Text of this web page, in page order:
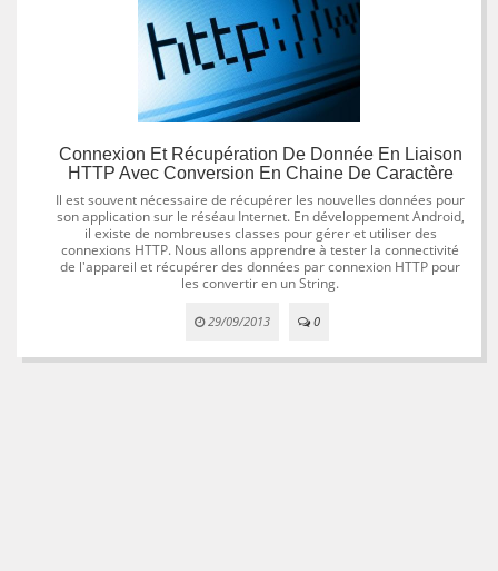
Connexion Et Récupération De Donnée En Liaison
HTTP Avec Conversion En Chaine De Caractère
Il est souvent nécessaire de récupérer les nouvelles données pour
son application sur le réséau Internet. En développement Android,
il existe de nombreuses classes pour gérer et utiliser des
connexions HTTP. Nous allons apprendre à tester la connectivité
de l'appareil et récupérer des données par connexion HTTP pour
les convertir en un String.
29/09/2013 0